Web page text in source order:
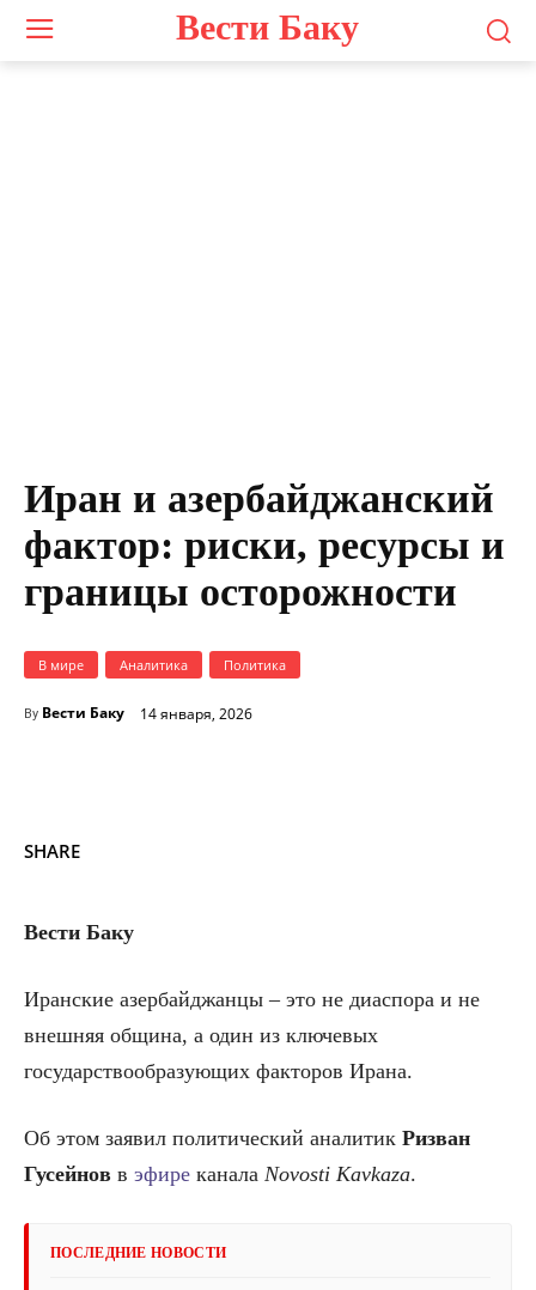
Вести Баку
Иран и азербайджанский
фактор: риски, ресурсы и
границы осторожности
В мире Аналитика Политика
By Вести Баку 14 января, 2026
SHARE
Вести Баку
Иранские азербайджанцы – это не диаспора и не
внешняя община, а один из ключевых
государствообразующих факторов Ирана.
Об этом заявил политический аналитик Ризван
Гусейнов в эфире канала Novosti Kavkaza.
ПОСЛЕДНИЕ НОВОСТИ